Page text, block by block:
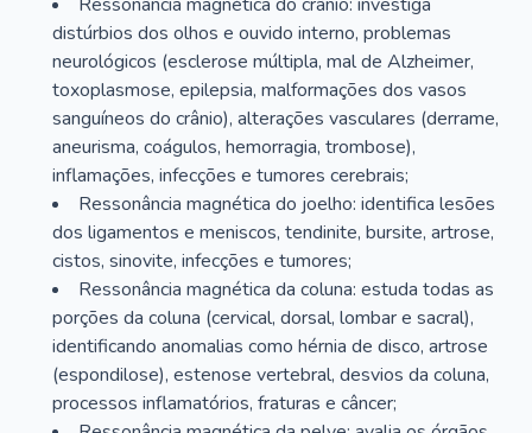
distúrbios dos olhos e ouvido interno, problemas
neurológicos (esclerose múltipla, mal de Alzheimer,
toxoplasmose, epilepsia, malformações dos vasos
sanguíneos do crânio), alterações vasculares (derrame,
aneurisma, coágulos, hemorragia, trombose),
inflamações, infecções e tumores cerebrais;
Ressonância magnética do joelho: identifica lesões
dos ligamentos e meniscos, tendinite, bursite, artrose,
cistos, sinovite, infecções e tumores;
Ressonância magnética da coluna: estuda todas as
porções da coluna (cervical, dorsal, lombar e sacral),
identificando anomalias como hérnia de disco, artrose
(espondilose), estenose vertebral, desvios da coluna,
processos inflamatórios, fraturas e câncer;